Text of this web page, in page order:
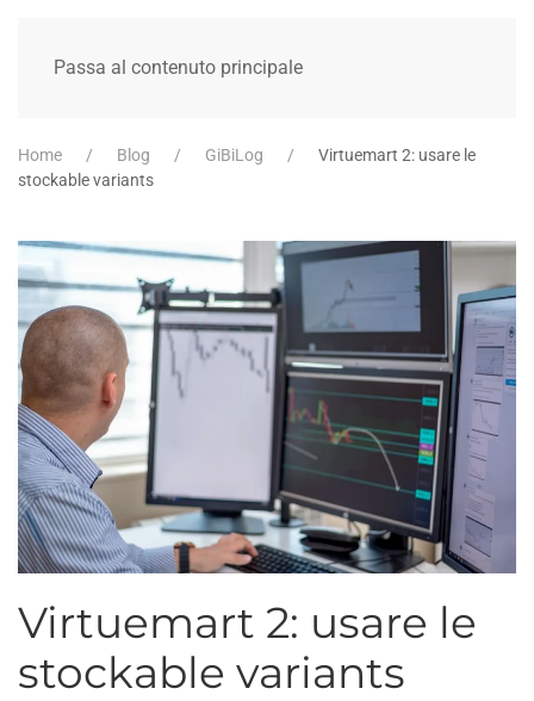
Passa al contenuto principale
Home Blog GiBiLog
Virtuemart 2: usare le
stockable variants
Virtuemart 2: usare le
stockable variants